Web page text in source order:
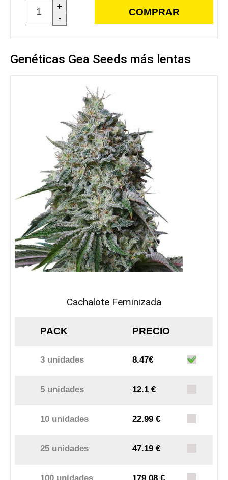
+
-
COMPRAR
Genéticas Gea Seeds más lentas
Cachalote Feminizada
PACK PRECIO
3 unidades 8.47€
5 unidades 12.1 €
10 unidades 22.99 €
25 unidades 47.19 €
100 unidades 179.08 €